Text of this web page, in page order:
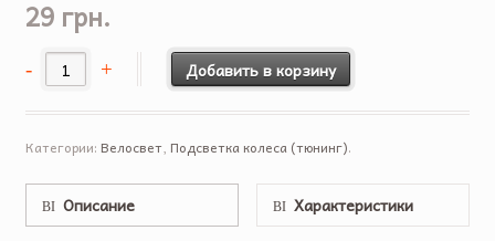
29 грн.
Добавить в корзину
Категории: Велосвет, Подсветка колеса (тюнинг).
Описание Характеристики